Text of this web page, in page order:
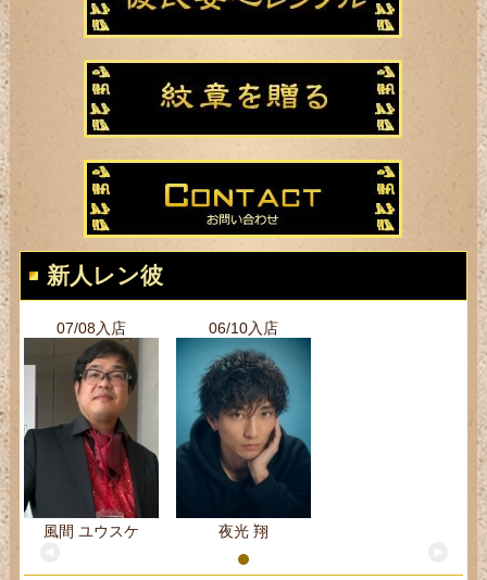
新人レン彼
07/08入店
風間 ユウスケ
06/10入店
夜光 翔